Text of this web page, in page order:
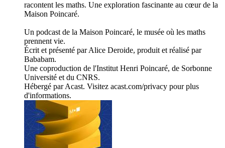
racontent les maths. Une exploration fascinante au cœur de la
Maison Poincaré.
Un podcast de la Maison Poincaré, le musée où les maths
prennent vie.
Écrit et présenté par Alice Deroide, produit et réalisé par
Bababam.
Une coproduction de l'Institut Henri Poincaré, de Sorbonne
Université et du CNRS.
Hébergé par Acast. Visitez acast.com/privacy pour plus
d'informations.